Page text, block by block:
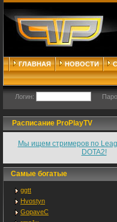
ГЛАВНАЯ НОВОСТИ
Логин:
Расписание ProPlayTV
Мы ищем стримеров по
DOTA2!
Самые богатые
ggtt
Hvostyn
GopaveC